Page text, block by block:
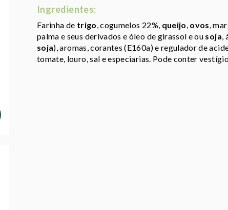
Ingredientes:
Farinha de trigo, cogumelos 22%, queijo, ovos,
palma e seus derivados e óleo de girassol e ou soja,
soja), aromas, corantes (E160a) e regulador de
tomate, louro, sal e especiarias. Pode conter